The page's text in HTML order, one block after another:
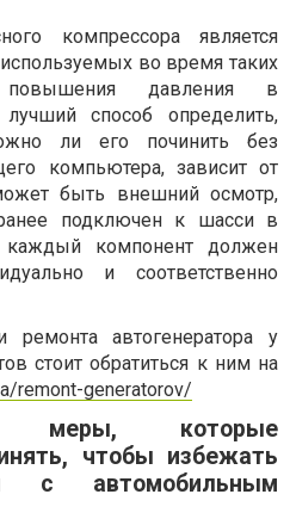
компрессора является
во время таких
повышения давления в
способ определить,
ли его починить без
компьютера, зависит от
быть внешний осмотр,
подключен к шасси в
компонент должен
и соответственно
ремонта автогенератора у
стоит обратиться к ним на
remont-generatorov/
меры, которые
чтобы избежать
с автомобильным